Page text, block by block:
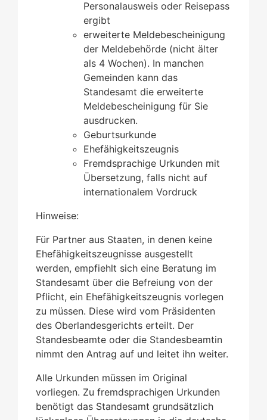
Personalausweis oder Reisepass
ergibt
erweiterte Meldebescheinigung
der Meldebehörde (nicht älter
als 4 Wochen). In manchen
Gemeinden kann das
Standesamt die erweiterte
Meldebescheinigung für Sie
ausdrucken.
Geburtsurkunde
Ehefähigkeitszeugnis
Fremdsprachige Urkunden mit
Übersetzung, falls nicht auf
internationalem Vordruck
Hinweise:
Für Partner aus Staaten, in denen keine
Ehefähigkeitszeugnisse ausgestellt
werden, empfiehlt sich eine Beratung im
Standesamt über die Befreiung von der
Pflicht, ein Ehefähigkeitszeugnis vorlegen
zu müssen. Diese wird vom Präsidenten
des Oberlandesgerichts erteilt. Der
Standesbeamte oder die Standesbeamtin
nimmt den Antrag auf und leitet ihn weiter.
Alle Urkunden müssen im Original
vorliegen. Zu fremdsprachigen Urkunden
benötigt das Standesamt grundsätzlich